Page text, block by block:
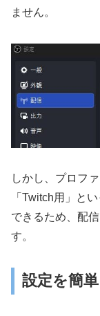
ません。
しかし、プロフ
「Twitch用」と
できるため、配
す。
設定を簡